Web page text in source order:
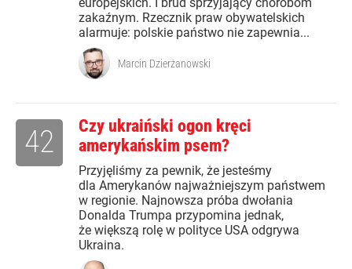
zakaźnym. Rzecznik praw obywatelskich
alarmuje: polskie państwo nie zapewnia...
Marcin Dzierżanowski
Czy ukraiński ogon kręci
amerykańskim psem?
Przyjęliśmy za pewnik, że jesteśmy
dla Amerykanów najważniejszym państwem
w regionie. Najnowsza próba dwołania
Donalda Trumpa przypomina jednak,
że większą rolę w polityce USA odgrywa
Ukraina.
42